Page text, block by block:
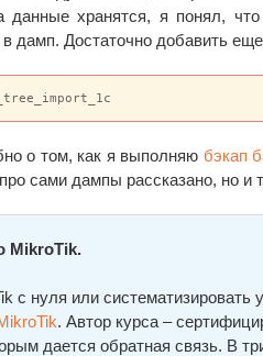
данные хранятся, я понял,
дамп. Достаточно добавить
о том, как я выполняю бэкап
сами дампы рассказано, но и
MikroTik.
с нуля или
. Автор курcа –
дается обратная связь. В